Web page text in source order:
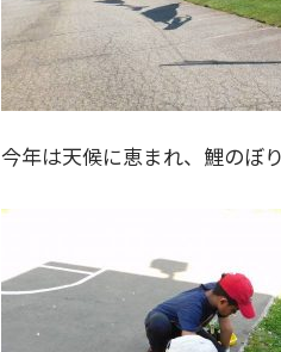
今年は天候に恵まれ、鯉のぼ